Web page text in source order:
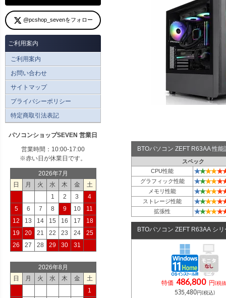
BTOパソコン ZEFT R63AA 性
スペック
CPU性能
★★★★★
グラフィック性能 ★★★★★
メモリ性能 ★★★★★
ストレージ性能 ★★★★★
拡張性 ★★★★★
BTOパソコン ZEFT R63AA シリ
特価 486,800 円(税
535,480円(税込)
@pcshop_sevenをフォロー
ご利用案内
ご利用案内
お問い合わせ
サイトマップ
プライバシーポリシー
特定商取引法表記
パソコンショップSEVEN 営業日
営業時間：10:00-17:00
※赤い日が休業日です。
2026年7月
日
月 火 水 木 金
土
1
2 3
4
5
6 7 8 9 10
11
12
13 14 15 16 17
18
19
20 21 22 23 24
25
26
27 28 29 30 31
2026年8月
日
月 火 水 木 金
土
1